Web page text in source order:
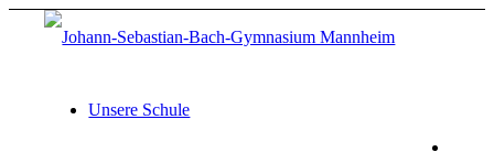
Unsere Schule